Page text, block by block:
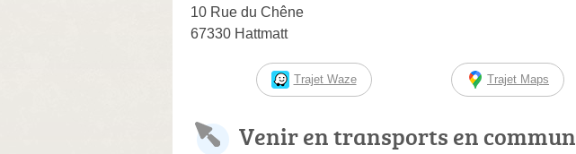
10 Rue du Chêne
67330 Hattmatt
Trajet Waze Trajet Maps
Venir en transports en commun